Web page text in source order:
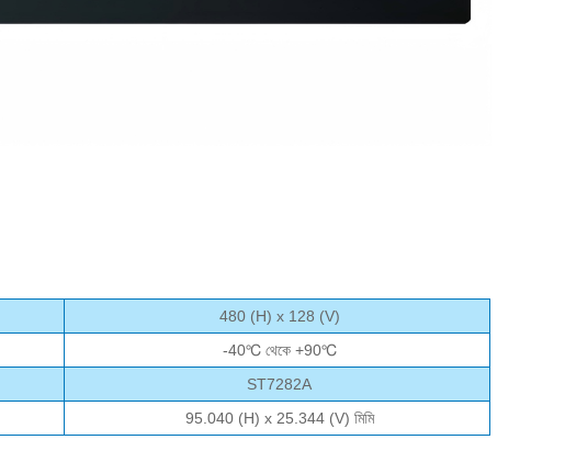
480 (H) x 128 (V)
-40℃ থেকে +90℃
ST7282A
95.040 (H) x 25.344 (V) মিমি